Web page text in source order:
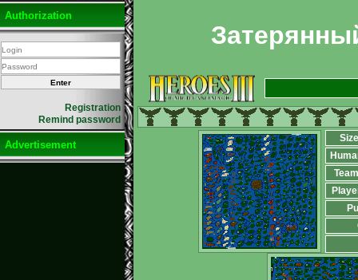
Authorization
Registration
Remind password
Advertisement
Size